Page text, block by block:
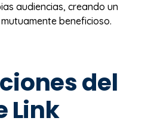
audiencias, creando un
beneficioso.
del
Link